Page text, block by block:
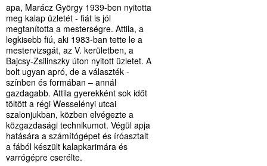
apa, Marácz György 1939-ben nyitotta
meg kalap üzletét - fiát is jól
megtanította a mesterségre. Attila, a
legkisebb fiú, aki 1983-ban tette le a
mestervizsgát, az V. kerületben, a
Bajcsy-Zsilinszky úton nyitott üzletet. A
bolt ugyan apró, de a választék -
színben és formában – annál
gazdagabb. Attila gyerekként sok időt
töltött a régi Wesselényi utcai
szalonjukban, közben elvégezte a
közgazdasági technikumot. Végül apja
hatására a számítógépet és íróasztalt
a fából készült kalapkarimára és
varrógépre cserélte.